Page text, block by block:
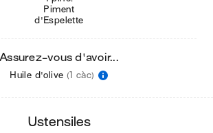
Piment
d'Espelette
Assurez-vous d'avoir...
Huile d'olive (1 càc)
ustensiles